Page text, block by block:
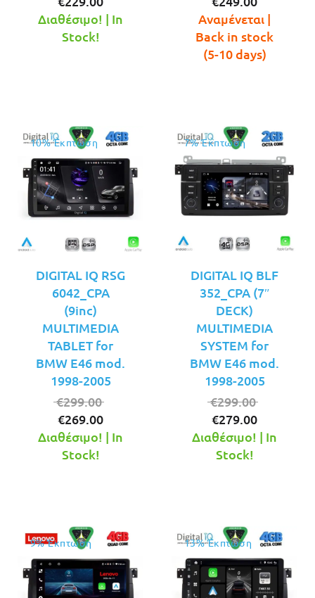
was:
τρέχουσα
Διαθέσιμο! | In
Stock!
was:
€289.00.
τρέχουσα
τιμή
είναι:
Αναμένεται |
Back in stock
(5-10 days)
10% Έκπτωση
DIGITAL IQ RSG
6042_CPA
(9inc)
MULTIMEDIA
TABLET for
BMW E46 mod.
1998-2005
€299.00
was:
€269.00
τρέχουσα
Διαθέσιμο! | In
Stock!
7% Έκπτωση
DIGITAL IQ BLF
352_CPA (7″
DECK)
MULTIMEDIA
SYSTEM for
BMW E46 mod.
1998-2005
€299.00
was:
€279.00
τρέχουσα
Διαθέσιμο! | In
Stock!
9% Έκπτωση 13% Έκπτωση